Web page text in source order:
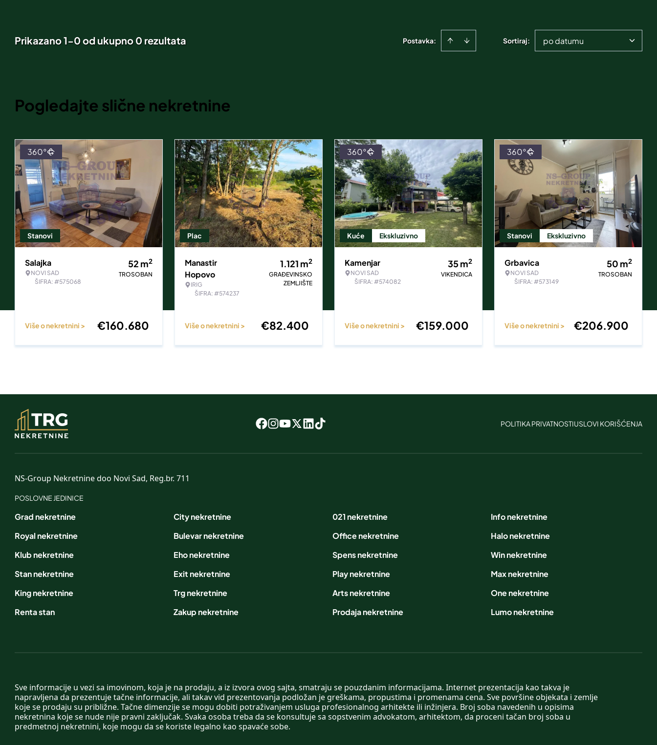
Prikazano 1-0 od ukupno 0 rezultata Postavka: Sortiraj: po datumu
Pogledajte slične nekretnine
Stanovi
360°
Salajka
NOVI SAD
ŠIFRA: #575068
52 m2
TROSOBAN
Više o nekretnini > €160.680
Plac
Manastir
Hopovo
IRIG
ŠIFRA: #574237
1.121 m2
GRAĐEVINSKO
ZEMLJIŠTE
Više o nekretnini > €82.400
Kuće Ekskluzivno
360°
Kamenjar
NOVI SAD
ŠIFRA: #574082
35m2
VIKENDICA
Više o nekretnini > €159.000
Stanovi Ekskluzivno
360°
Grbavica
NOVI SAD
ŠIFRA: #573149
50 m2
TROSOBAN
Više o nekretnini > €206.900
POLITIKA PRIVATNOSTIUSLOVI KORIŠĆENJA
Sve informacije u vezi sa imovinom, koja je na prodaju, a iz izvora ovog sajta, smatraju se pouzdanim informacijama. Internet prezentacija kao takva je
napravljena da prezentuje tačne informacije, ali takav vid prezentovanja podložan je greškama, propustima i promenama cena. Sve površine objekata i zemlje
koje se prodaju su približne. Tačne dimenzije se mogu dobiti potraživanjem usluga profesionalnog arhitekte ili inžinjera. Broj soba navedenih u opisima
nekretnina koje se nude nije pravni zaključak. Svaka osoba treba da se konsultuje sa sopstvenim advokatom, arhitektom, da proceni tačan broj soba u
predmetnoj nekretnini, koje mogu da se koriste legalno kao spavaće sobe.
NS-Group Nekretnine doo Novi Sad, Reg.br. 711
POSLOVNE JEDINICE
Grad nekretnine City nekretnine 021 nekretnine
Info nekretnine
Royal nekretnine
Bulevar nekretnine Office nekretnine
Halo nekretnine
Klub nekretnine
Eho nekretnine Spens nekretnine
Win nekretnine
Stan nekretnine
Exit nekretnine Play nekretnine
Max nekretnine
King nekretnine
Trg nekretnine Arts nekretnine
One nekretnine
Renta stan
Zakup nekretnine Prodaja nekretnine Lumo nekretnine